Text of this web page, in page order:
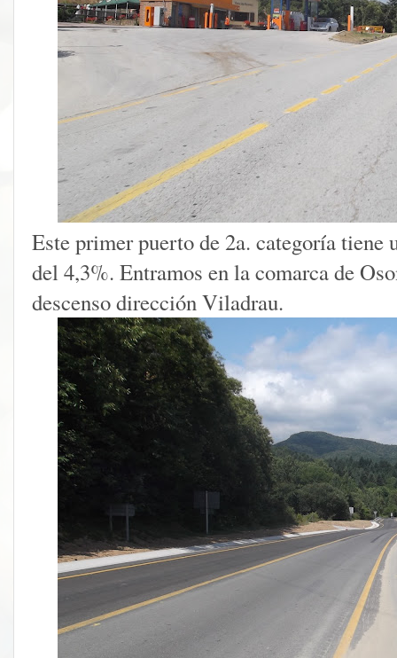
Este primer puerto de 2a. categoría tiene
del 4,3%. Entramos en la comarca de
descenso dirección Viladrau.